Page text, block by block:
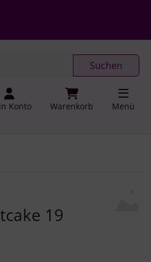
Suchen
Konto Warenkorb Menü
19
klicken Sie auf das Bild.